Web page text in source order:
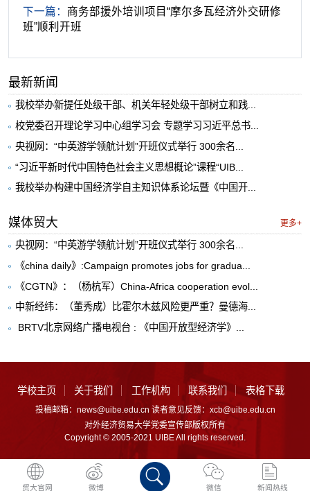
下一篇： 商务部援外培训项目“摩尔多瓦经济外交研修
班”顺利开班
最新新闻
我校举办新提任处级干部、机关年轻处级干部树立和践...
校党委召开理论学习中心组学习会 专题学习习近平总书...
央视网：“中英游学领航计划”开班仪式举行 300余名...
“习近平新时代中国特色社会主义思想概论”课程“UIB...
我校举办构建中国经济学自主知识体系论坛暨《中国开...
媒体贸大 更多+
央视网：“中英游学领航计划”开班仪式举行 300余名...
《china daily》:Campaign promotes jobs for gradua...
《CGTN》：（杨杭军）China-Africa cooperation evol...
中新经纬：（董秀成）比霍尔木兹风险更严重？曼德海...
​ BRTV北京网络广播电视台 : 《中国开放型经济学》...
学校主页 关于我们 工作机构 联系我们 表格下载
投稿邮箱：news@uibe.edu.cn 读者意见反馈：xcb@uibe.edu.cn
对外经济贸易大学党委宣传部版权所有
Copyright © 2005-2021 UIBE All rights reserved.
贸大官网 微博 微信 新闻热线